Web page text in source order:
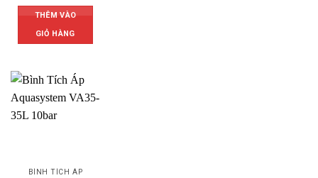
THÊM VÀO
GIỎ HÀNG
BÌNH TÍCH ÁP